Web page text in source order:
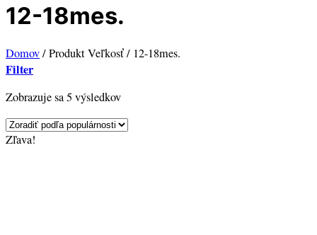
12-18mes.
Domov/Produkt Veľkosť/ 12-18mes.
Filter
Zobrazuje sa 5 výsledkovSorted
popularity
Zľava!